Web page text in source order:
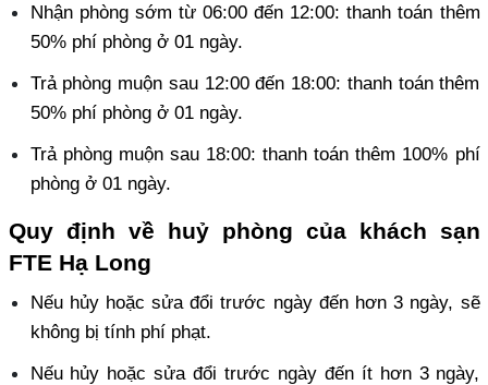
Nhận phòng sớm từ 06:00 đến 12:00: thanh toán thêm
50% phí phòng ở 01 ngày.
Trả phòng muộn sau 12:00 đến 18:00: thanh toán thêm
50% phí phòng ở 01 ngày.
Trả phòng muộn sau 18:00: thanh toán thêm 100% phí
phòng ở 01 ngày.
Quy định về huỷ phòng của khách sạn
FTE Hạ Long
Nếu hủy hoặc sửa đổi trước ngày đến hơn 3 ngày, sẽ
không bị tính phí phạt.
Nếu hủy hoặc sửa đổi trước ngày đến ít hơn 3 ngày,